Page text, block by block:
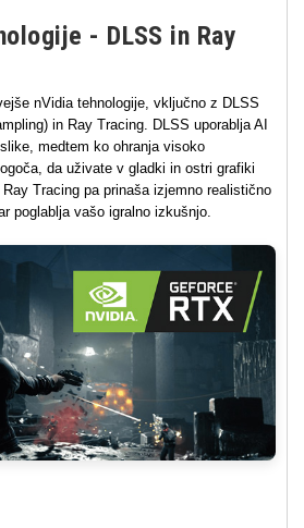
- DLSS in Ray
nVidia tehnologije, vključno z DLSS
in Ray Tracing. DLSS uporablja AI
medtem ko ohranja visoko
da uživate v gladki in ostri grafiki
Tracing pa prinaša izjemno realistično
poglablja vašo igralno izkušnjo.